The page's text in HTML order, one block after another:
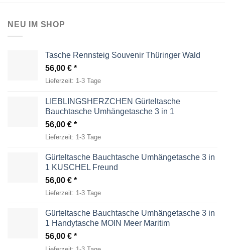
NEU IM SHOP
Tasche Rennsteig Souvenir Thüringer Wald
56,00 €
Lieferzeit: 1-3 Tage
LIEBLINGSHERZCHEN Gürteltasche
Bauchtasche Umhängetasche 3 in 1
56,00 €
Lieferzeit: 1-3 Tage
Gürteltasche Bauchtasche Umhängetasche 3 in
1 KUSCHEL Freund
56,00 €
Lieferzeit: 1-3 Tage
Gürteltasche Bauchtasche Umhängetasche 3 in
1 Handytasche MOIN Meer Maritim
56,00 €